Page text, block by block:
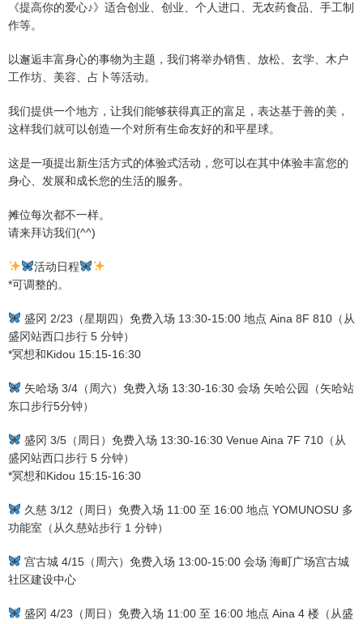
《提高你的爱心♪》适合创业、创业、个人进口、无农药食品、手工制
作等。
以邂逅丰富身心的事物为主题，我们将举办销售、放松、玄学、木户
工作坊、美容、占卜等活动。
我们提供一个地方，让我们能够获得真正的富足，表达基于善的美，
这样我们就可以创造一个对所有生命友好的和平星球。
这是一项提出新生活方式的体验式活动，您可以在其中体验丰富您的
身心、发展和成长您的生活的服务。
摊位每次都不一样。
请来拜访我们(^^)
活动日程
*可调整的。
盛冈 2/23（星期四）免费入场 13:30-15:00 地点 Aina 8F 810（从
盛冈站西口步行 5 分钟）
*冥想和Kidou 15:15-16:30
矢哈场 3/4（周六）免费入场 13:30-16:30 会场 矢哈公园（矢哈站
东口步行5分钟）
盛冈 3/5（周日）免费入场 13:30-16:30 Venue Aina 7F 710（从
盛冈站西口步行 5 分钟）
*冥想和Kidou 15:15-16:30
久慈 3/12（周日）免费入场 11:00 至 16:00 地点 YOMUNOSU 多
功能室（从久慈站步行 1 分钟）
宫古城 4/15（周六）免费入场 13:00-15:00 会场 海町广场宫古城
社区建设中心
盛冈 4/23（周日）免费入场 11:00 至 16:00 地点 Aina 4 楼（从盛